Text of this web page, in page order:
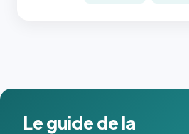
Le guide de la